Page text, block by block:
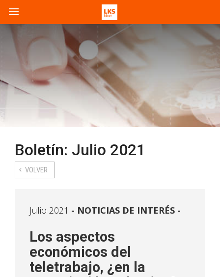
Boletín: Julio 2021
VOLVER
Julio 2021 NOTICIAS DE INTERÉS -
Los aspectos
económicos del
teletrabajo, ¿en la